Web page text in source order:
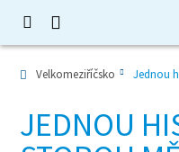
Velkomeziříčsko Jednou
JEDNOU